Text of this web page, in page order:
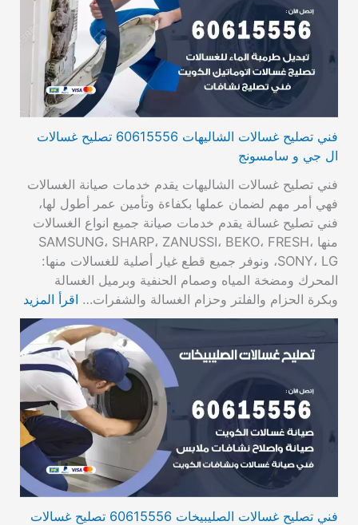
فني تصليح غسالات الشاليهات 60615556 تصليح غسالات
ال جي و سامسونج
فني تصليح غسالات الشاليهات يقدم خدمات صيانة الغسالات
فهي أمر مهم لضمان عملها بكفاءة وتأمين عمر أطول لها،
فني تصليح غسالة يقدم خدمات صيانة جميع انواع الغسالات
منها SAMSUNG، SHARP، ZANUSSI، BEKO، FRESH،
SONY، LG، ونوفر جميع قطع غيار أصلية للغسالات منها:
المحرك ومضخة المياه وصمام الحنفية وبرميل الغسالة
وبكرة الحزام والفلتر وحزام الغسالة والشفرات… اقرأ المزيد
فني تصليح غسالات الصليبيخات 60615556 تصليح غسالات